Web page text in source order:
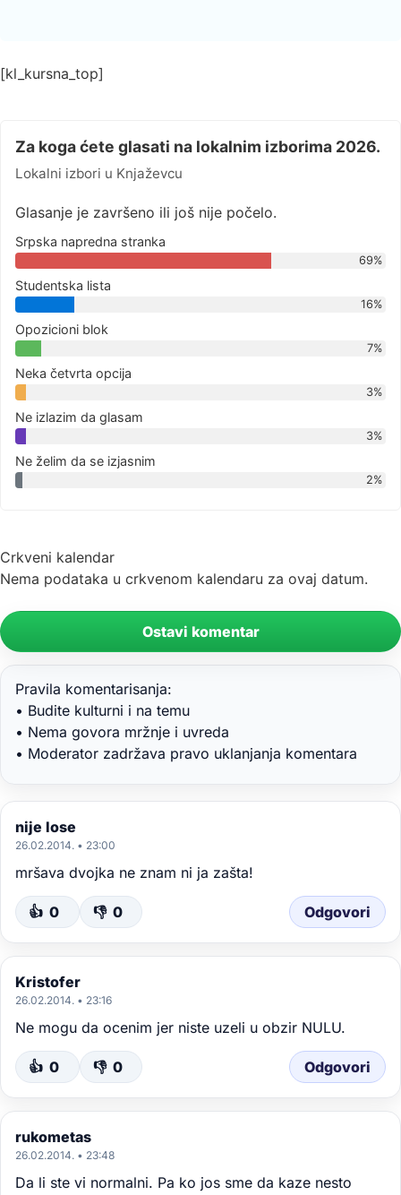
[kl_kursna_top]
Za koga ćete glasati na lokalnim izborima 2026.
Lokalni izbori u Knjaževcu
Glasanje je završeno ili još nije počelo.
Srpska napredna stranka
69%
Studentska lista
16%
Opozicioni blok
7%
Neka četvrta opcija
3%
Ne izlazim da glasam
3%
Ne želim da se izjasnim
2%
Crkveni kalendar
Nema podataka u crkvenom kalendaru za ovaj datum.
Ostavi komentar
Pravila komentarisanja:
• Budite kulturni i na temu
• Nema govora mržnje i uvreda
• Moderator zadržava pravo uklanjanja komentara
nije lose
26.02.2014. • 23:00
mršava dvojka ne znam ni ja zašta!
👍 0 👎 0 Odgovori
Kristofer
26.02.2014. • 23:16
Ne mogu da ocenim jer niste uzeli u obzir NULU.
👍 0 👎 0 Odgovori
rukometas
26.02.2014. • 23:48
Da li ste vi normalni. Pa ko jos sme da kaze nesto